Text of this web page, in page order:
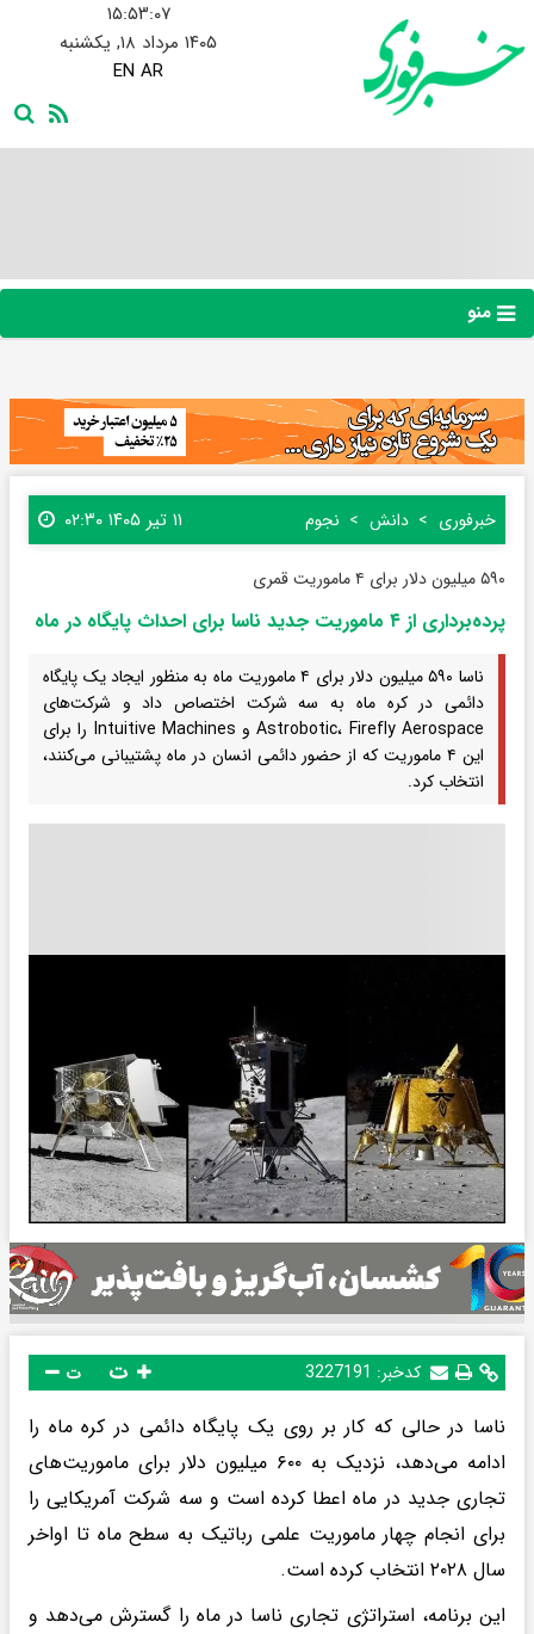
۱۵:۵۳:۰۸
۱۴۰۵ مرداد ۱۸, یکشنبه
EN AR
منو
خبرفوری دانش نجوم ۱۱ تیر ۱۴۰۵ ۰۲:۳۰
۵۹۰ میلیون دلار برای ۴ ماموریت قمری
پرده‌برداری از ۴ ماموریت جدید ناسا برای احداث پایگاه در ماه
ناسا ۵۹۰ میلیون دلار برای ۴ ماموریت ماه به منظور ایجاد یک پایگاه
دائمی در کره ماه به سه شرکت اختصاص داد و شرکت‌های
Astrobotic، Firefly Aerospace و Intuitive Machines را برای
این ۴ ماموریت که از حضور دائمی انسان در ماه پشتیبانی می‌کنند،
انتخاب کرد.
کدخبر: 3227191 ت
ناسا در حالی که کار بر روی یک پایگاه دائمی در کره ماه را
ادامه می‌دهد، نزدیک به ۶۰۰ میلیون دلار برای ماموریت‌های
تجاری جدید در ماه اعطا کرده است و سه شرکت آمریکایی را
برای انجام چهار ماموریت علمی رباتیک به سطح ماه تا اواخر
سال ۲۰۲۸ انتخاب کرده است.
این برنامه، استراتژی تجاری ناسا در ماه را گسترش می‌دهد و